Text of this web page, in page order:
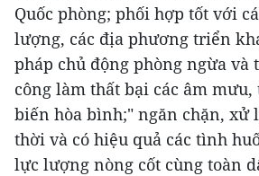
Quốc phòng; phối hợp tốt với
lượng, các địa phương triển
pháp chủ động phòng ngừa và
công làm thất bại các âm
biến hòa bình;" ngăn chặn, xử
thời và có hiệu quả các tình
lực lượng nòng cốt cùng toàn